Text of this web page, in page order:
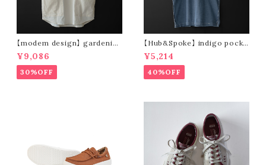
【modem design】 gardenin
g s/s shirt (sand)
¥9,086
30%OFF
【Hub&Spoke】 indigo pocke
t t-shirt (light indigo)
¥5,214
40%OFF